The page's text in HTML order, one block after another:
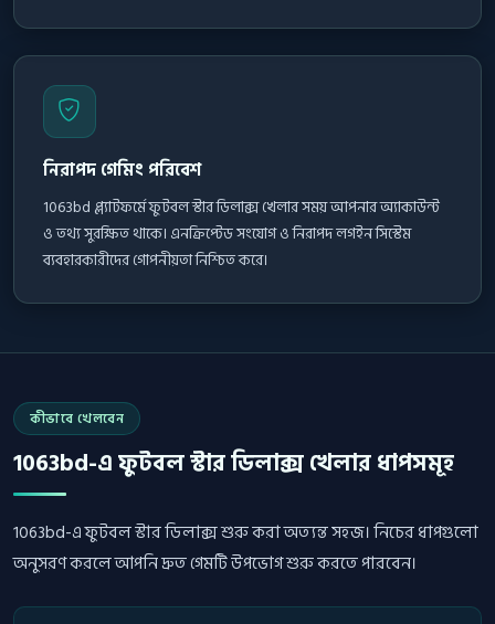
নিরাপদ গেমিং পরিবেশ
1063bd প্ল্যাটফর্মে ফুটবল স্টার ডিলাক্স খেলার সময় আপনার অ্যাকাউন্ট
ও তথ্য সুরক্ষিত থাকে। এনক্রিপ্টেড সংযোগ ও নিরাপদ লগইন সিস্টেম
ব্যবহারকারীদের গোপনীয়তা নিশ্চিত করে।
কীভাবে খেলবেন
1063bd-এ ফুটবল স্টার ডিলাক্স খেলার ধাপসমূহ
1063bd-এ ফুটবল স্টার ডিলাক্স শুরু করা অত্যন্ত সহজ। নিচের ধাপগুলো
অনুসরণ করলে আপনি দ্রুত গেমটি উপভোগ শুরু করতে পারবেন।